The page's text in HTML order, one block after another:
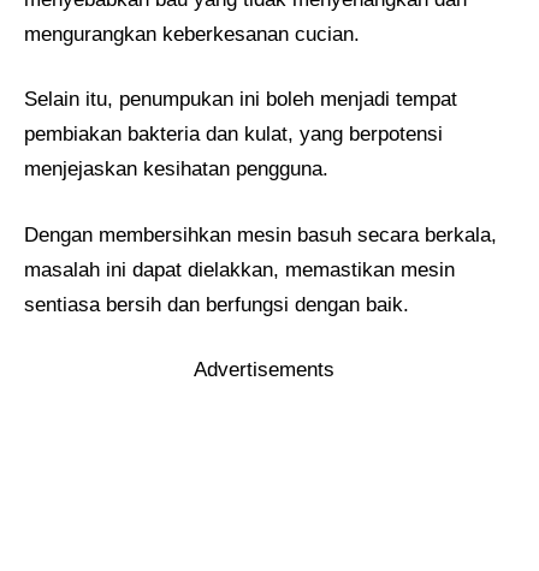
mengurangkan keberkesanan cucian.
Selain itu, penumpukan ini boleh menjadi tempat
pembiakan bakteria dan kulat, yang berpotensi
menjejaskan kesihatan pengguna.
Dengan membersihkan mesin basuh secara berkala,
masalah ini dapat dielakkan, memastikan mesin
sentiasa bersih dan berfungsi dengan baik.
Advertisements